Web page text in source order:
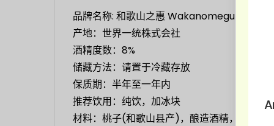
品牌名称: 和歌山之惠 Wakanomegumi
产地：世界一统株式会社
酒精度数：8%
储藏方法：请置于冷藏存放
保质期：半年至一年内
推荐饮用：纯饮，加冰块
材料：桃子(和歌山县产)，酿造酒精，糖类，